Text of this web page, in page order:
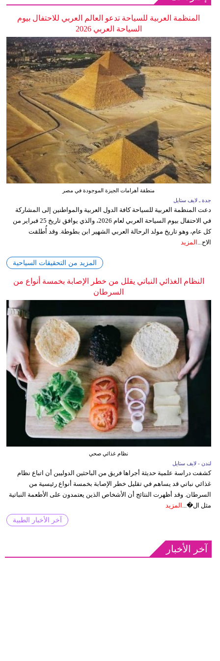
المنظمة العربية للسياحة تدعو العالم العربي للاحتفال بيوم
السياحة العربي 2026
منطقة أهرامات الجيزة الموجودة في مصر
جدة ـ لايف ستايل
دعت المنظمة العربية للسياحة كافة الدول العربية والمواطنين إلى المشاركة
في الاحتفال بيوم السياحة العربي لعام 2026، والذي يوافق تاريخ 25 فبراير من
كل عام، وهو تاريخ مولد الرحالة العربي الشهير ابن بطوطة. وقد أُطلقت
الاح... المزيد
المزيد من التحقيقات السياحية
النظام الغذائي النباتي يقلل من خطر الإصابة بخمسة أنواع من
السرطان
نظام غذائي صحي
لندن - لايف ستايل
كشفت دراسة علمية حديثة أجراها فريق من الباحثين الدوليين أن اتباع نظام
غذائي نباتي قد يساهم في تقليل خطر الإصابة بخمسة أنواع رئيسية من
السرطان. وقد أظهرت النتائج أن الأشخاص الذين يعتمدون على الأطعمة النباتية
مثل ال�...
المزيد
آخر الأخبار الطبية
آخر الأخبار